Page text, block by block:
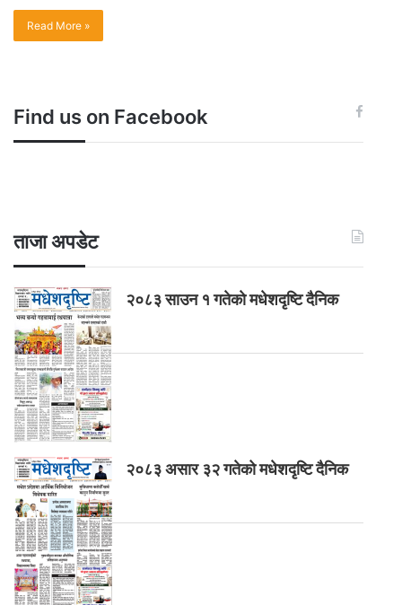
Read More »
Find us on Facebook
ताजा अपडेट
२०८३ साउन १ गतेकाे मधेशदृष्टि दैनिक
२०८३ असार ३२ गतेको मधेशदृष्टि दैनिक